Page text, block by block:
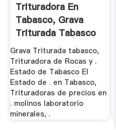
Trituradora En
Tabasco, Grava
Triturada Tabasco
...
Grava Triturada tabasco,
Trituradora de Rocas y .
Estado de Tabasco El
Estado de . en Tabasco,
Trituradoras de precios en
. molinos laboratorio
minerales, .